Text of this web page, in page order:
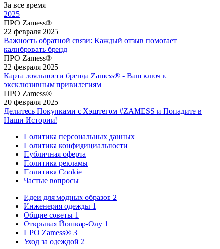
За все время
2025
ПРО Zamess®
22 февраля 2025
Важность обратной связи: Каждый отзыв помогает
калибровать бренд
ПРО Zamess®
22 февраля 2025
Карта лояльности бренда Zamess® - Ваш ключ к
эксклюзивным привилегиям
ПРО Zamess®
20 февраля 2025
Делитесь Покупками с Хэштегом #ZAMESS и Попадите в
Наши Истории!
Политика персональных данных
Политика конфидициальности
Публичная оферта
Политика рекламы
Политика Cookie
Частые вопросы
Идеи для модных образов 2
Инженерия одежды 1
Общие советы 1
Открывая Йошкар-Олу 1
ПРО Zamess® 3
Уход за одеждой 2